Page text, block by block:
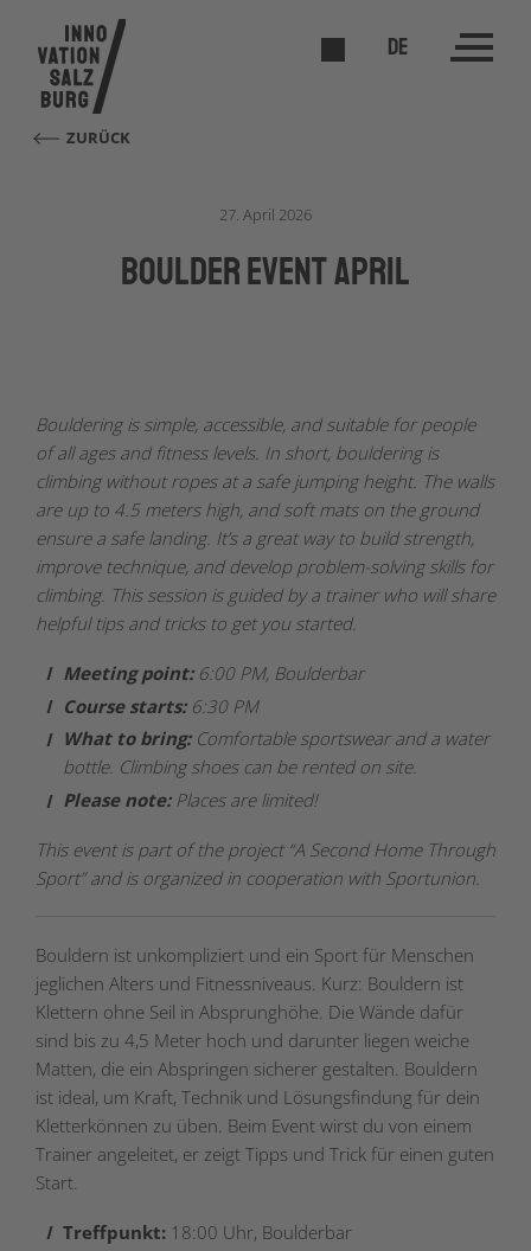
DE
ZURÜCK
27. April 2026
Boulder Event April
Bouldering is simple, accessible, and suitable for people
of all ages and fitness levels. In short, bouldering is
climbing without ropes at a safe jumping height. The walls
are up to 4.5 meters high, and soft mats on the ground
ensure a safe landing. It’s a great way to build strength,
improve technique, and develop problem-solving skills for
climbing. This session is guided by a trainer who will share
helpful tips and tricks to get you started.
Meeting point:6:00 PM, Boulderbar
Course starts:6:30 PM
What to bring:Comfortable sportswear and a water
bottle. Climbing shoes can be rented on site.
Please note:Places are limited!
This event is part of the project “A Second Home Through
Sport” and is organized in cooperation with Sportunion.
Bouldern ist unkompliziert und ein Sport für Menschen
jeglichen Alters und Fitnessniveaus. Kurz: Bouldern ist
Klettern ohne Seil in Absprunghöhe. Die Wände dafür
sind bis zu 4,5 Meter hoch und darunter liegen weiche
Matten, die ein Abspringen sicherer gestalten. Bouldern
ist ideal, um Kraft, Technik und Lösungsfindung für dein
Kletterkönnen zu üben. Beim Event wirst du von einem
Trainer angeleitet, er zeigt Tipps und Trick für einen guten
Start.
Treffpunkt:18:00 Uhr, Boulderbar